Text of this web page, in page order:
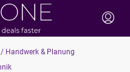
/ Handwerk & Planung